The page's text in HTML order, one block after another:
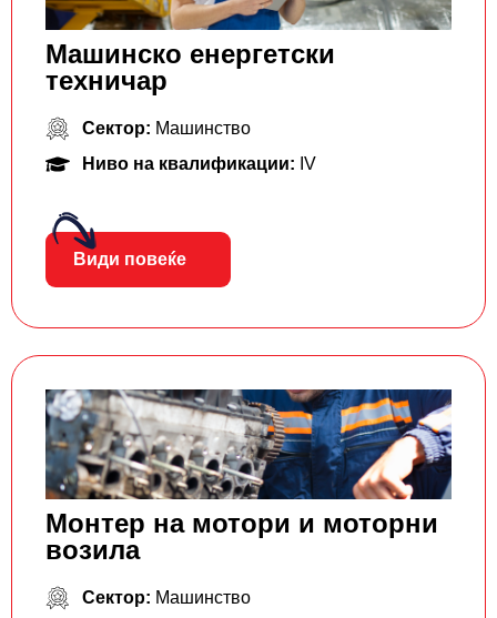
Машинско енергетски
техничар
Сектор: Машинство
Ниво на квалификации: IV
Види повеќе
Монтер на мотори и моторни
возила
Сектор: Машинство